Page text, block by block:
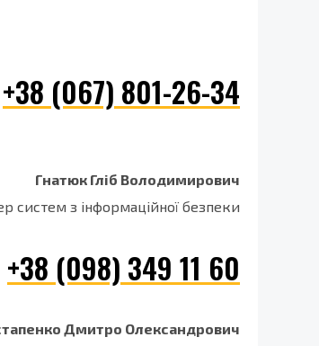
+38 (067) 801-26-34
Гнатюк Гліб Володимирович
систем з інформаційної безпеки
+38 (098) 349 11 60
Дмитро Олександрович